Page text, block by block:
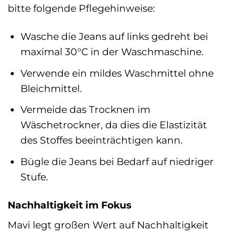
bitte folgende Pflegehinweise:
Wasche die Jeans auf links gedreht bei
maximal 30°C in der Waschmaschine.
Verwende ein mildes Waschmittel ohne
Bleichmittel.
Vermeide das Trocknen im
Wäschetrockner, da dies die Elastizität
des Stoffes beeinträchtigen kann.
Bügle die Jeans bei Bedarf auf niedriger
Stufe.
Nachhaltigkeit im Fokus
Mavi legt großen Wert auf Nachhaltigkeit